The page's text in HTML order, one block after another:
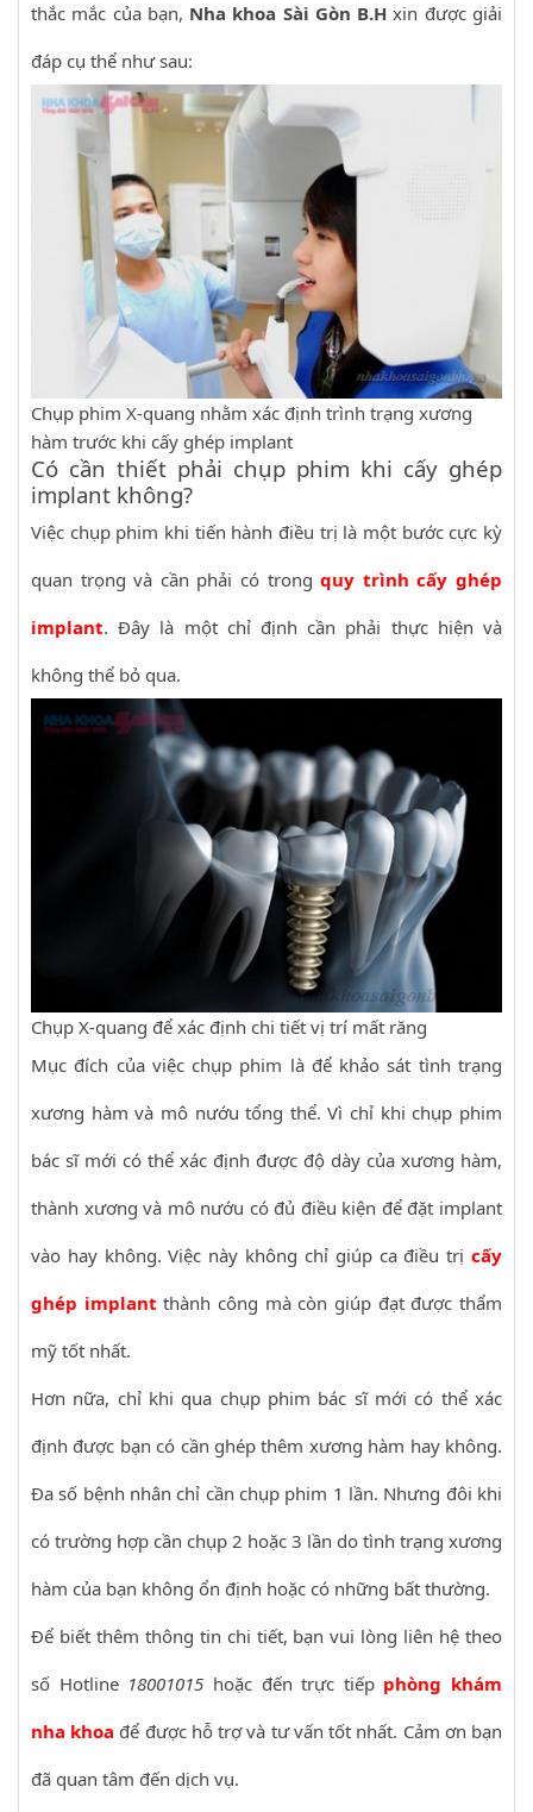
thắc mắc của bạn, Nha khoa Sài Gòn B.H xin được giải
đáp cụ thể như sau:
Chụp phim X-quang nhằm xác định trình trạng xương
hàm trước khi cấy ghép implant
Có cần thiết phải chụp phim khi cấy ghép
implant không?
Việc chụp phim khi tiến hành điều trị là một bước cực kỳ
quan trọng và cần phải có trongquy trình cấy ghép
implant. Đây là một chỉ định cần phải thực hiện và
không thể bỏ qua.
Chụp X-quang để xác định chi tiết vị trí mất răng
Mục đích của việc chụp phim là để khảo sát tình trạng
xương hàm và mô nướu tổng thể. Vì chỉ khi chụp phim
bác sĩ mới có thể xác định được độ dày của xương hàm,
thành xương và mô nướu có đủ điều kiện để đặt implant
vào hay không. Việc này không chỉ giúp ca điều trị cấy
ghép implant thành công mà còn giúp đạt được thẩm
mỹ tốt nhất.
Hơn nữa, chỉ khi qua chụp phim bác sĩ mới có thể xác
định được bạn có cần ghép thêm xương hàm hay không.
Đa số bệnh nhân chỉ cần chụp phim 1 lần. Nhưng đôi khi
có trường hợp cần chụp 2 hoặc 3 lần do tình trạng xương
hàm của bạn không ổn định hoặc có những bất thường.
Để biết thêm thông tin chi tiết, bạn vui lòng liên hệ theo
số Hotline 18001015 hoặc đến trực tiếp phòng khám
nha khoa để được hỗ trợ và tư vấn tốt nhất. Cảm ơn bạn
đã quan tâm đến dịch vụ.